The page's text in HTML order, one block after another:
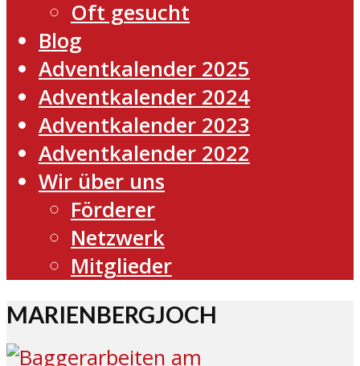
Oft gesucht
Blog
Adventkalender 2025
Adventkalender 2024
Adventkalender 2023
Adventkalender 2022
Wir über uns
Förderer
Netzwerk
Mitglieder
MARIENBERGJOCH